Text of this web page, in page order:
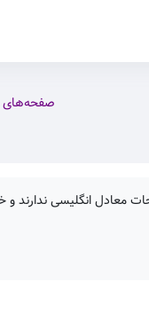
معادل انگلیسی ندارند